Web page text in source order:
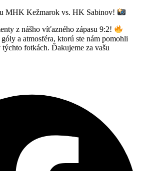
MHK Kežmarok vs. HK Sabinov!
z nášho víťazného zápasu 9:2!
a atmosféra, ktorú ste nám pomohli
fotkách. Ďakujeme za vašu